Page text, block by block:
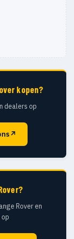
kopen?
dealers op
↗
Rover en